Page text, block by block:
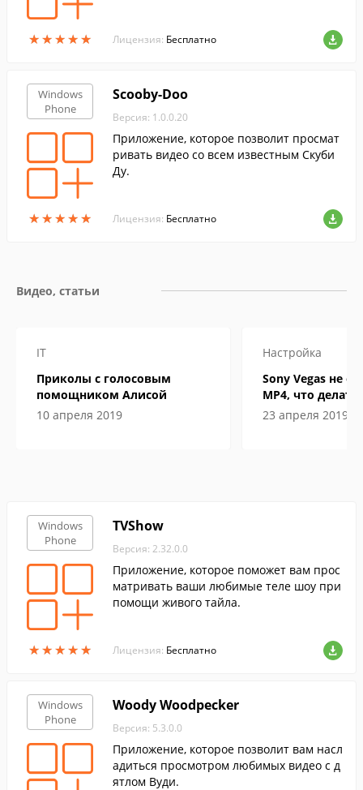
★★★★★
★★★★★ Лицензия: Бесплатно
Windows
Phone
★★★★★
★★★★★
Scooby-Doo
Версия: 1.0.0.20
Приложение, которое позволит просмат
ривать видео со всем известным Скуби
Ду.
Лицензия: Бесплатно
Видео, статьи
IT
Приколы с голосовым
помощником Алисой
10 апреля 2019
Настройка
Sony Vegas не
MP4, что
23 апреля 2019
Windows
Phone
★★★★★
★★★★★
TVShow
Версия: 2.32.0.0
Приложение, которое поможет вам прос
матривать ваши любимые теле шоу при
помощи живого тайла.
Лицензия: Бесплатно
Windows
Phone
Woody Woodpecker
Версия: 5.3.0.0
Приложение, которое позволит вам насл
адиться просмотром любимых видео с д
ятлом Вуди.